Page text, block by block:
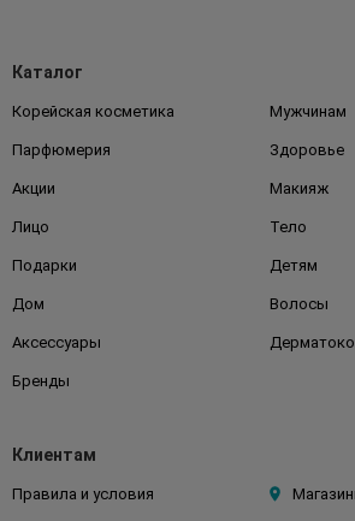
Каталог
Корейская косметика Мужчинам
Парфюмерия Здоровье
Акции Макияж
Лицо Тело
Подарки Детям
Дом Волосы
Аксессуары
Бренды
Клиентам
Правила и условия